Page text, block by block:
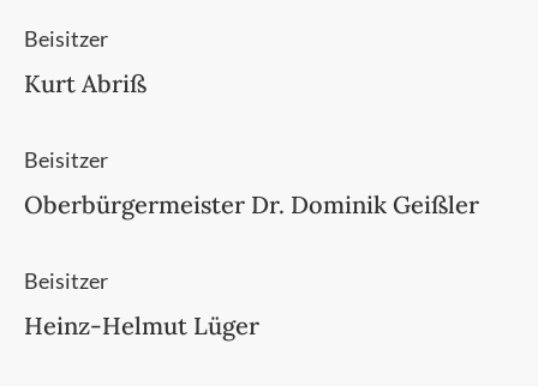
Beisitzer
Kurt Abriß
Beisitzer
Oberbürgermeister Dr. Dominik Geißler
Beisitzer
Heinz-Helmut Lüger